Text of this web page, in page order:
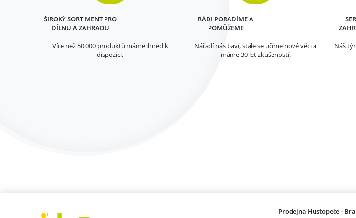
ŠIROKÝ SORTIMENT PRO
DÍLNU A ZAHRADU
Více než 50 000 produktů máme ihned k
dispozici.
RÁDI PORADÍME A
POMŮŽEME
Nářadí nás baví, stále se učíme nové věci a
máme 30 let zkušeností.
Náš
Prodejna Hustopeče -